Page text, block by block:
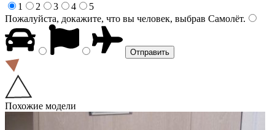
1
2 3 4
5
Пожалуйста, докажите, что вы человек, выбрав Самолёт.
Похожие модели